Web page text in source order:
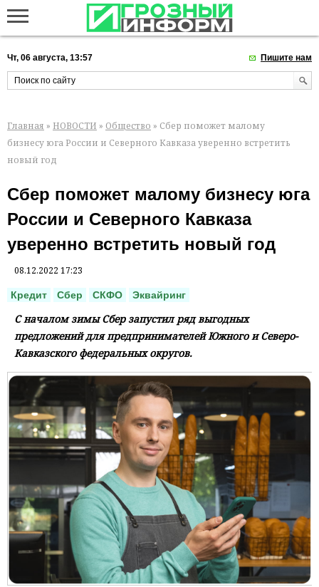
Чт, 06 августа, 13:57 Пишите нам
Главная » НОВОСТИ » Общество » Сбер поможет малому
бизнесу юга России и Северного Кавказа уверенно встретить
новый год
Сбер поможет малому бизнесу юга
России и Северного Кавказа
уверенно встретить новый год
08.12.2022 17:23
Кредит Сбер СКФО Эквайринг
С началом зимы Сбер запустил ряд выгодных
предложений для предпринимателей Южного и Северо-
Кавказского федеральных округов.